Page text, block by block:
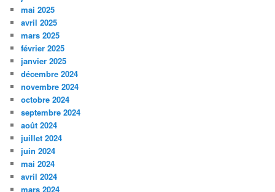
mai 2025
avril 2025
mars 2025
février 2025
janvier 2025
décembre 2024
novembre 2024
octobre 2024
septembre 2024
août 2024
juillet 2024
juin 2024
mai 2024
avril 2024
mars 2024